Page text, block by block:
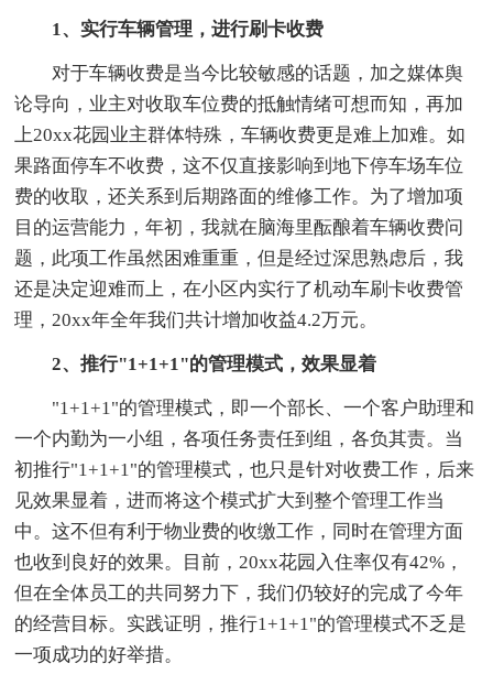
1、实行车辆管理，进行刷卡收费
对于车辆收费是当今比较敏感的话题，加之媒体舆
论导向，业主对收取车位费的抵触情绪可想而知，再加
上20xx花园业主群体特殊，车辆收费更是难上加难。如
果路面停车不收费，这不仅直接影响到地下停车场车位
费的收取，还关系到后期路面的维修工作。为了增加项
目的运营能力，年初，我就在脑海里酝酿着车辆收费问
题，此项工作虽然困难重重，但是经过深思熟虑后，我
还是决定迎难而上，在小区内实行了机动车刷卡收费管
理，20xx年全年我们共计增加收益4.2万元。
2、推行"1+1+1"的管理模式，效果显着
"1+1+1"的管理模式，即一个部长、一个客户助理和
一个内勤为一小组，各项任务责任到组，各负其责。当
初推行"1+1+1"的管理模式，也只是针对收费工作，后来
见效果显着，进而将这个模式扩大到整个管理工作当
中。这不但有利于物业费的收缴工作，同时在管理方面
也收到良好的效果。目前，20xx花园入住率仅有42%，
但在全体员工的共同努力下，我们仍较好的完成了今年
的经营目标。实践证明，推行1+1+1"的管理模式不乏是
一项成功的好举措。